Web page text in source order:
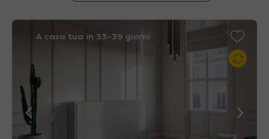
A casa tua in 33~39 giorni